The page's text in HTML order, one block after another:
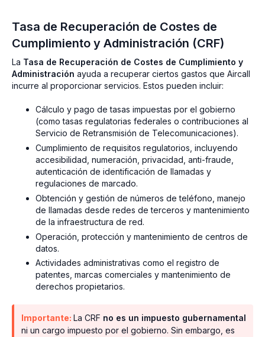
Tasa de Recuperación de Costes de
Cumplimiento y Administración (CRF)
La Tasa de Recuperación de Costes de Cumplimiento y
Administración ayuda a recuperar ciertos gastos que Aircall
incurre al proporcionar servicios. Estos pueden incluir:
Cálculo y pago de tasas impuestas por el gobierno
(como tasas regulatorias federales o contribuciones al
Servicio de Retransmisión de Telecomunicaciones).
Cumplimiento de requisitos regulatorios, incluyendo
accesibilidad, numeración, privacidad, anti-fraude,
autenticación de identificación de llamadas y
regulaciones de marcado.
Obtención y gestión de números de teléfono, manejo
de llamadas desde redes de terceros y mantenimiento
de la infraestructura de red.
Operación, protección y mantenimiento de centros de
datos.
Actividades administrativas como el registro de
patentes, marcas comerciales y mantenimiento de
derechos propietarios.
Importante: La CRF no es un impuesto gubernamental
ni un cargo impuesto por el gobierno. Sin embargo, es